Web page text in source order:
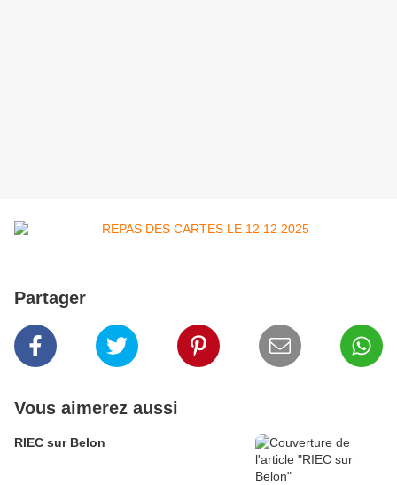
Partager
Vous aimerez aussi
RIEC sur Belon